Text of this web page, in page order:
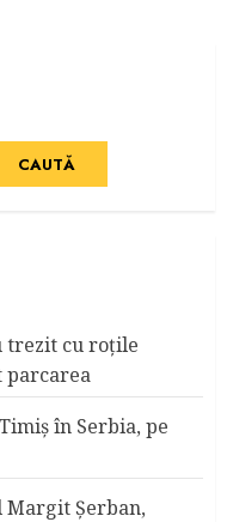
CAUTĂ
trezit cu roţile
parcarea
în Serbia, pe
Margit Şerban,